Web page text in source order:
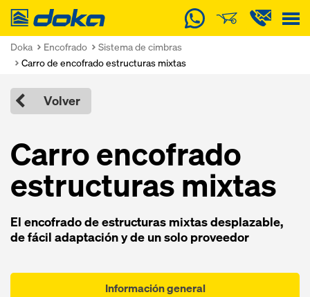
Doka
Doka Encofrado
Sistema de cimbras
Carro de encofrado estructuras mixtas
Volver
Carro encofrado
estructuras mixtas
El encofrado de estructuras mixtas desplazable,
de fácil adaptación y de un solo proveedor
Información general